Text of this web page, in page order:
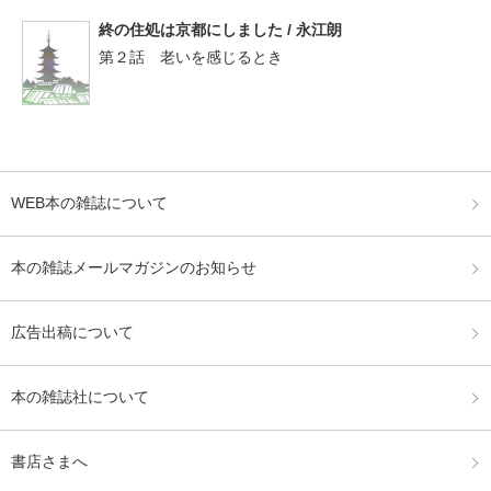
終の住処は京都にしました / 永江朗
第２話 老いを感じるとき
WEB本の雑誌について
本の雑誌メールマガジンのお知らせ
広告出稿について
本の雑誌社について
書店さまへ